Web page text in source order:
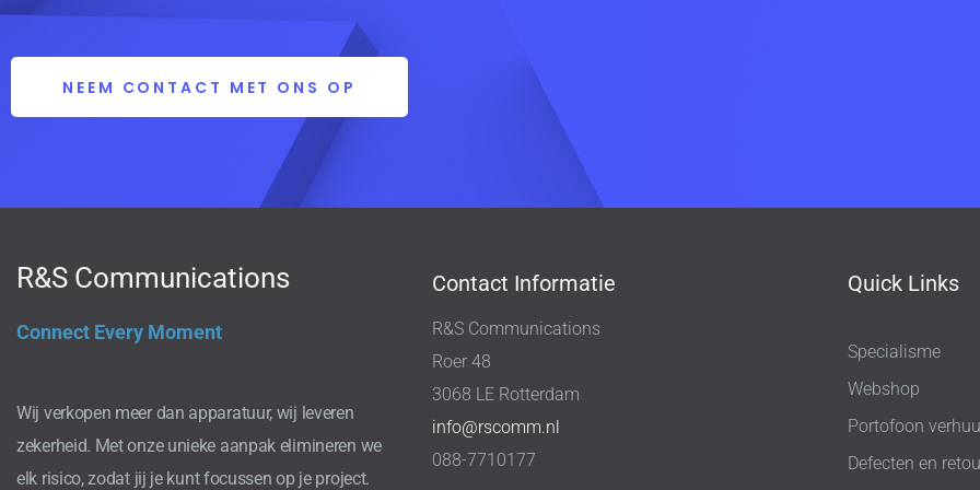
NEEM CONTACT MET ONS OP
R&S Communications
Connect Every Moment
Wij verkopen meer dan apparatuur, wij leveren
zekerheid. Met onze unieke aanpak elimineren we
elk risico, zodat jij je kunt focussen op je project.
Contact Informatie
R&S Communications
Roer 48
3068 LE Rotterdam
info@rscomm.nl
088-7710177
Quick Links
Specialisme
Webshop
Portofoon
Defecten en